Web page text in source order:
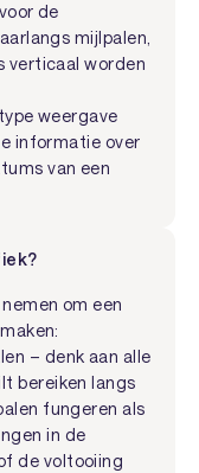
de
mijlpalen,
verticaal worden
weergave
informatie over
van een
om een
– denk aan alle
bereiken langs
fungeren als
in de
de voltooiing